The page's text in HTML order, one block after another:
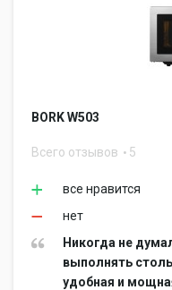
BORK W503
Всего отзывов 5
все нравится
нет
Никогда не
выполнять
удобная и